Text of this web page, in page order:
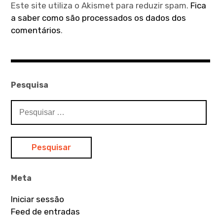
Este site utiliza o Akismet para reduzir spam. Fica
a saber como são processados os dados dos
comentários.
Pesquisa
por:
Meta
Iniciar sessão
Feed de entradas